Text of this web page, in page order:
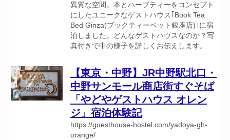
異質な空間。本とハーブティーをコンセプト
にしたユニークなゲストハウス｢Book Tea
Bed Ginza(ブックティーベット銀座店)｣に宿
泊しました。どんなゲストハウスなのか？写
真付きで中の様子を詳しくお伝えします。
【東京・中野】JR中野駅北口・
中野サンモール商店街すぐそば
「やどやゲストハウス オレン
ジ」宿泊体験記
https://guesthouse-hostel.com/yadoya-gh-
orange/